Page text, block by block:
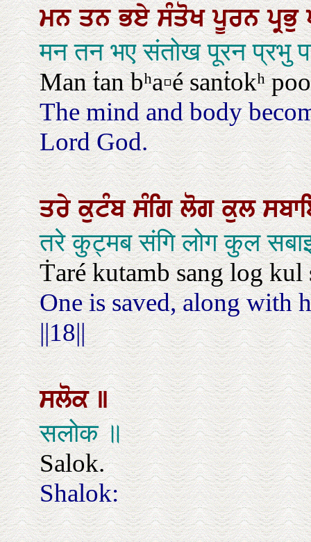
ਮਨਤਨਭਏਸੰਤੋਖਪੂਰਨਪ੍ਰਭੁ
मन तन भए संतोख पूरन प्रभु
Man ṫan bʰa▫é sanṫokʰ
The mind and body
Lord God.
ਤਰੇਕੁਟੰਬਸੰਗਿਲੋਗਕੁਲ
तरे कुट्मब संगि लोग कुल
Ṫaré kutamb sang log kul
One is saved, along with
||18||
ਸਲੋਕ॥
सलोक ॥
Salok.
Shalok: